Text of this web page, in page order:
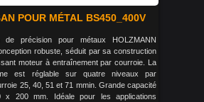
POUR MÉTAL BS450_400V
précision pour métaux HOLZMANN
robuste, séduit par sa construction
moteur à entraînement par courroie. La
est réglable sur quatre niveaux par
25, 40, 51 et 71 mmin. Grande capacité
200 mm. Idéale pour les applications